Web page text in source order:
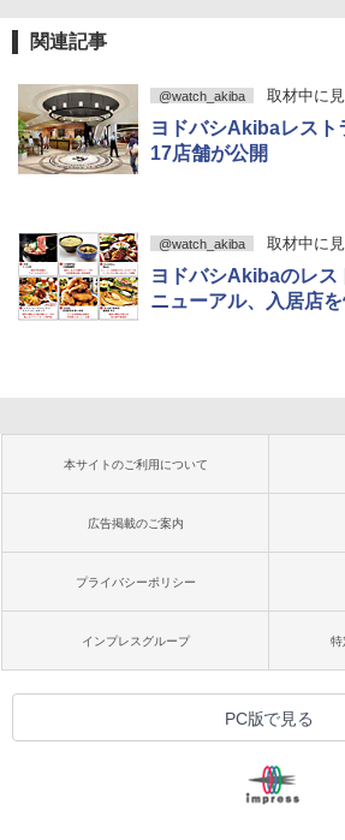
関連記事
@watch_akiba 取材中に
ヨドバシAkibaレスト
17店舗が公開
@watch_akiba 取材中に
ヨドバシAkibaのレス
ニューアル、入居店
本サイトのご利用について
広告掲載のご案内
プライバシーポリシー
インプレスグループ 特
PC版で見る